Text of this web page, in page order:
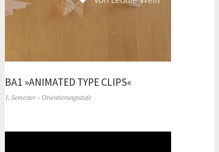
BA1 »ANIMATED TYPE CLIPS«
1. Semester – Orientierungsstufe